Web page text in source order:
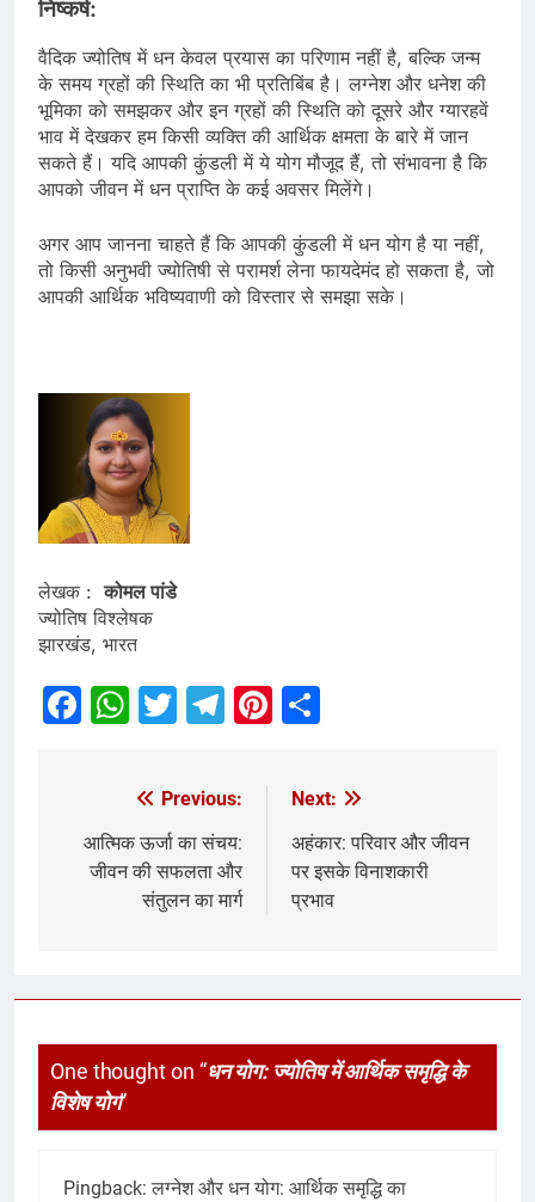
निष्कर्ष:
वैदिक ज्योतिष में धन केवल प्रयास का परिणाम नहीं है, बल्कि जन्म
के समय ग्रहों की स्थिति का भी प्रतिबिंब है। लग्नेश और धनेश की
भूमिका को समझकर और इन ग्रहों की स्थिति को दूसरे और ग्यारहवें
भाव में देखकर हम किसी व्यक्ति की आर्थिक क्षमता के बारे में जान
सकते हैं। यदि आपकी कुंडली में ये योग मौजूद हैं, तो संभावना है कि
आपको जीवन में धन प्राप्ति के कई अवसर मिलेंगे।
अगर आप जानना चाहते हैं कि आपकी कुंडली में धन योग है या नहीं,
तो किसी अनुभवी ज्योतिषी से परामर्श लेना फायदेमंद हो सकता है, जो
आपकी आर्थिक भविष्यवाणी को विस्तार से समझा सके।
लेखक :कोमल पांडे
ज्योतिष विश्लेषक
झारखंड, भारत
Facebook
WhatsApp
Twitter
Telegram
Pinterest
Previous:
आत्मिक ऊर्जा का संचय:
जीवन की सफलता और
संतुलन का मार्ग
Next:
अहंकार: परिवार और जीवन
पर इसके विनाशकारी
प्रभाव
One thought on “धन योग: ज्योतिष में आर्थिक समृद्धि के
विशेष योग”
Pingback:लग्नेश और धन योग: आर्थिक समृद्धि का